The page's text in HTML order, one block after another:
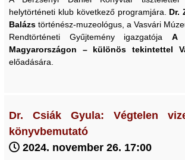
helytörténeti klub következő programjára. Dr.
Balázs történész-muzeológus, a Vasvári
Rendtörténeti Gyűjtemény igazgatója A
Magyarországon – különös tekintettel
előadására.
Dr. Csiák Gyula: Végtelen
könyvbemutató
2024. november 26. 17:00